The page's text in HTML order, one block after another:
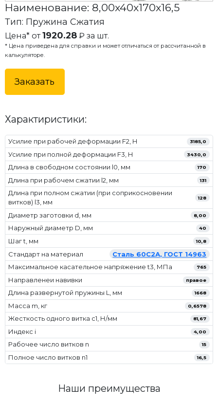
Наименование: 8,00x40x170x16,5
Тип: Пружина Сжатия
Цена* от1920.28₽ за шт.
* Цена приведена для справки и может отличаться от рассчитанной в
калькуляторе.
Заказать
Характиристики:
Усилие при рабочей деформации F2, Н 3185,0
Усилие при полной деформации F3, Н 3430,0
Длина в свободном состоянии l0, мм 170
Длина при рабочем сжатии l2, мм 131
Длина при полном сжатии (при соприкосновении
витков) l3, мм
128
Диаметр заготовки d, мм 8,00
Наружный диаметр D, мм 40
Шаг t, мм 10,8
Стандарт на материал
Сталь 60С2А, ГОСТ 14963
Максимальное касательное напряжение t3, МПа
765
Направленеи навивки правое
Длина развернутой пружины L, мм 1668
Масса m, кг 0,6578
Жесткость одного витка c1, Н/мм 81,67
Индекс i 4,00
Рабочее число витков n 15
Полное число витков n1 16,5
Наши преимущества